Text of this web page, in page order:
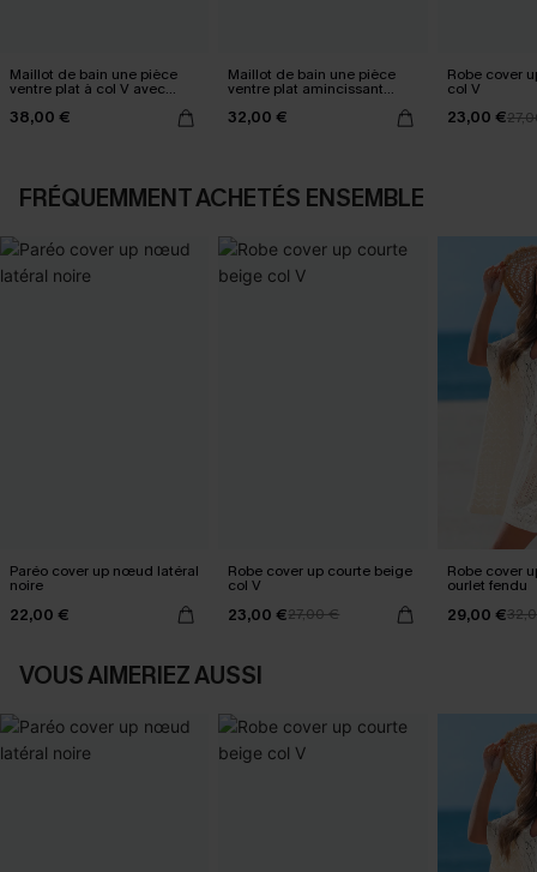
Maillot de bain une pièce
ventre plat à col V avec
Mesh power
38,00 €
Maillot de bain une pièce
ventre plat amincissant
32,00 €
Robe cover
col V
23,00 €
FRÉQUEMMENT ACHETÉS ENSEMBLE
Paréo cover up nœud latéral
noire
22,00 €
Robe cover up courte beige
col V
23,00 €27,00 €
Robe cover
ourlet fendu
29,00 €
VOUS AIMERIEZ AUSSI